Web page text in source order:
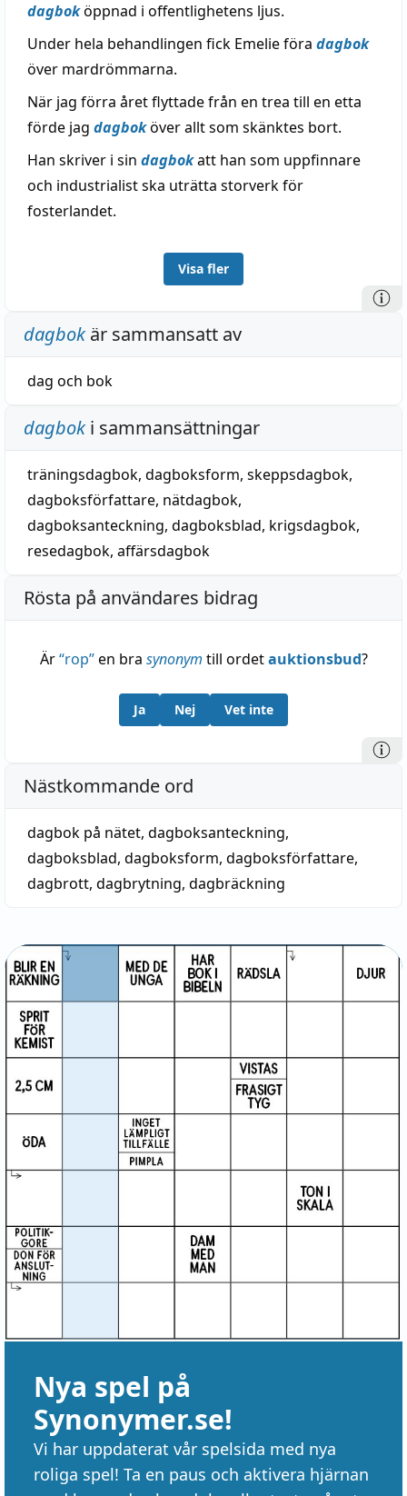
dagboköppnad i offentlighetens ljus.
Under hela behandlingen fick Emelie föra dagbok
över mardrömmarna.
När jag förra året flyttade från en trea till en etta
förde jag dagboköver allt som skänktes bort.
Han skriver i sin dagbokatt han som uppfinnare
och industrialist ska uträtta storverk för
fosterlandet.
Visa fler
dagbokär sammansatt av
dag och bok
dagboki sammansättningar
träningsdagbok, dagboksform, skeppsdagbok,
dagboksförfattare, nätdagbok,
dagboksanteckning, dagboksblad, krigsdagbok,
resedagbok, affärsdagbok
Rösta på användares bidrag
Är“rop”en bra synonym till ordetauktionsbud?
Ja Nej Vet inte
Nästkommande ord
dagbok på nätet, dagboksanteckning,
dagboksblad, dagboksform, dagboksförfattare,
dagbrott, dagbrytning, dagbräckning
Nya spel på
Synonymer.se!
Vi har uppdaterat vår spelsida med nya
roliga spel! Ta en paus och aktivera hjärnan